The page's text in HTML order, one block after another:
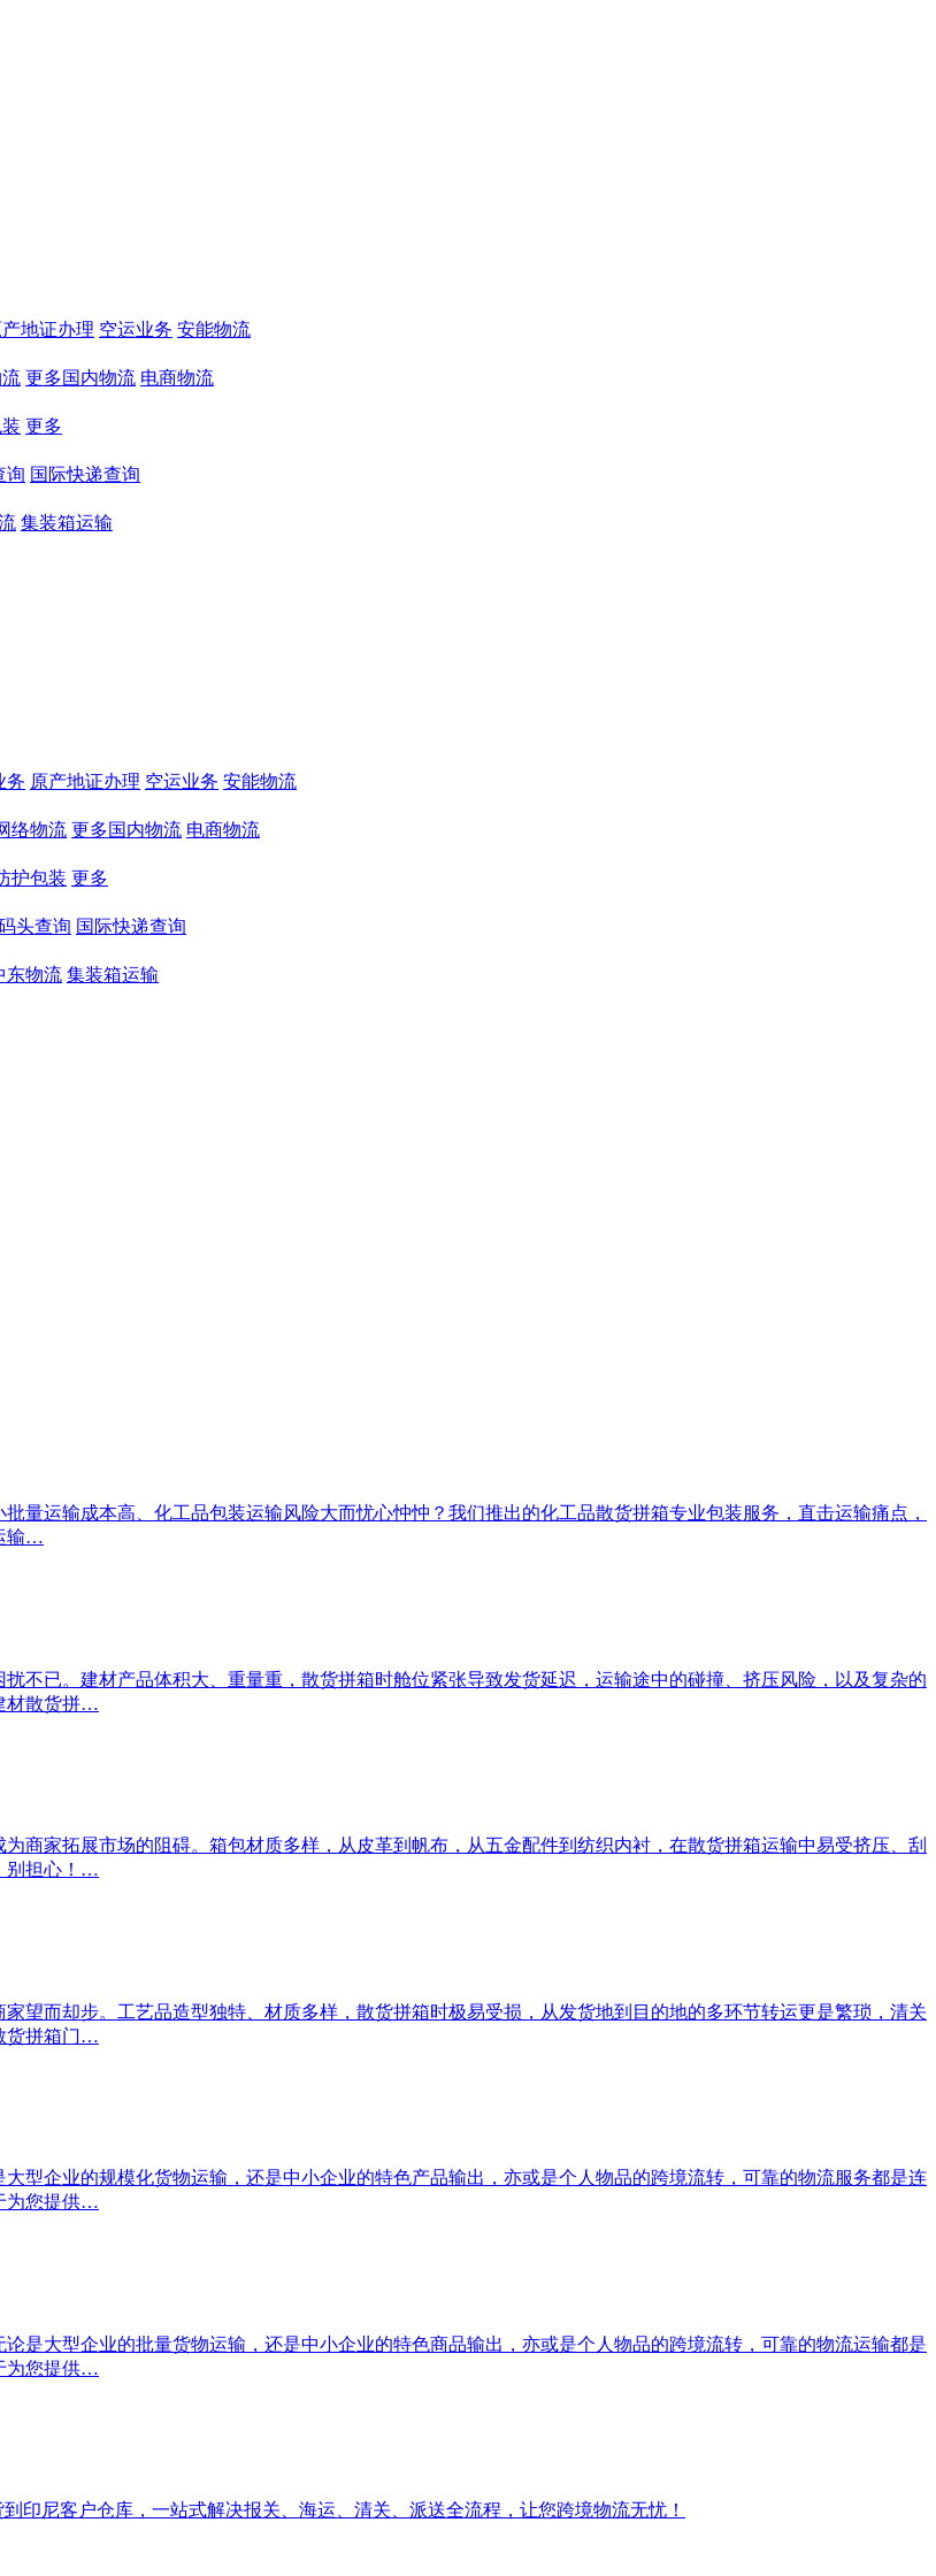
产地证办理 空运业务 安能物流
更多国内物流 电商物流
更多
询 国际快递查询
集装箱运输
务 原产地证办理 空运业务 安能物流
络物流 更多国内物流 电商物流
护包装 更多
头查询 国际快递查询
东物流 集装箱运输
量运输成本高、化工品包装运输风险大而忧心忡忡？我们推出的化工品散货拼箱专业包装服务，直击运输痛点，
输…
不已。建材产品体积大、重量重，散货拼箱时舱位紧张导致发货延迟，运输途中的碰撞、挤压风险，以及复杂的
材散货拼…
商家拓展市场的阻碍。箱包材质多样，从皮革到帆布，从五金配件到纺织内衬，在散货拼箱运输中易受挤压、刮
别担心！…
望而却步。工艺品造型独特、材质多样，散货拼箱时极易受损，从发货地到目的地的多环节转运更是繁琐，清关
货拼箱门…
型企业的规模化货物运输，还是中小企业的特色产品输出，亦或是个人物品的跨境流转，可靠的物流服务都是连
为您提供…
是大型企业的批量货物运输，还是中小企业的特色商品输出，亦或是个人物品的跨境流转，可靠的物流运输都是
为您提供…
印尼客户仓库，一站式解决报关、海运、清关、派送全流程，让您跨境物流无忧！